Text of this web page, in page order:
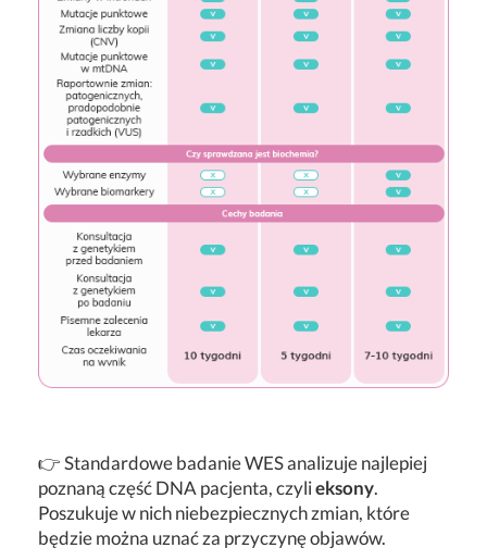
👉 Standardowe badanie WES analizuje najlepiej
poznaną część DNA pacjenta, czylieksony.
Poszukuje w nich niebezpiecznych zmian, które
będzie można uznać za przyczynę objawów.